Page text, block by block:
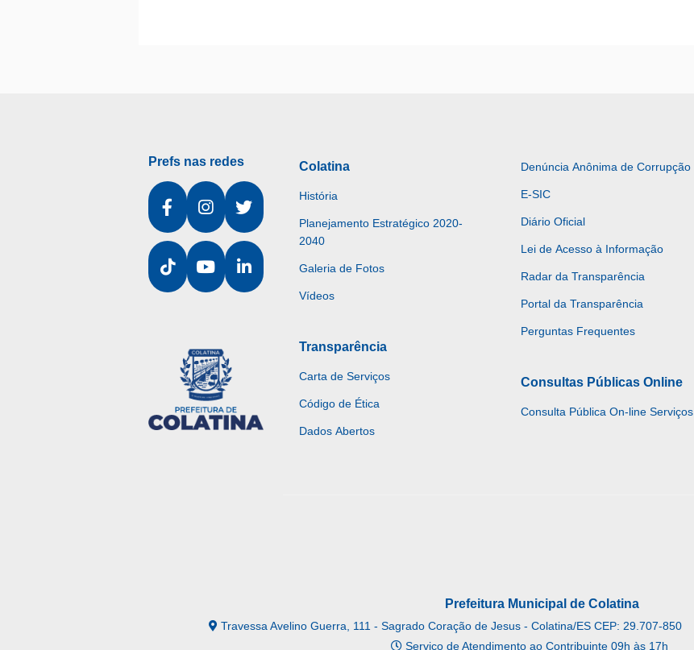
Prefs nas redes Colatina
História
Planejamento Estratégico 2020-
2040
Galeria de Fotos
Vídeos
Transparência
Carta de Serviços
Código de Ética
Dados Abertos
Denúncia Anônima de Corrupção
E-SIC
Diário Oficial
Lei de Acesso à Informação
Radar da Transparência
Portal da Transparência
Perguntas Frequentes
Consultas Públicas Online
Consulta Pública On-line Serviços
Prefeitura Municipal de Colatina
Travessa Avelino Guerra, 111 - Sagrado Coração de Jesus - Colatina/ES CEP: 29.707-850
Serviço de Atendimento ao Contribuinte 09h às 17h